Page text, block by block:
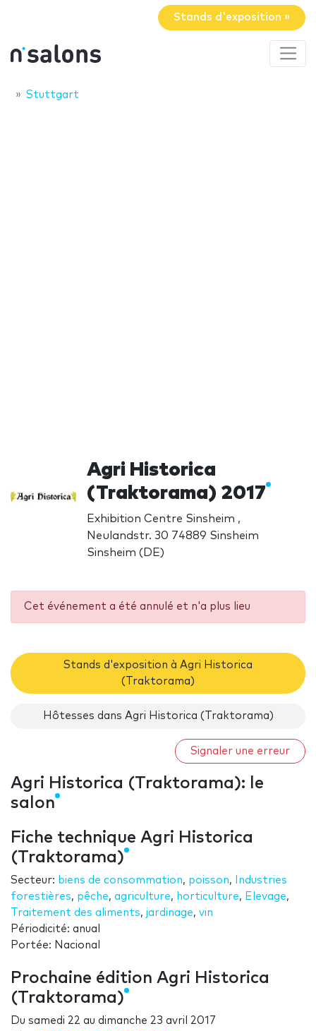
Stands d'exposition »
Stuttgart
Agri Historica
(Traktorama) 2017
Exhibition Centre Sinsheim ,
Neulandstr. 30 74889 Sinsheim
Sinsheim (DE)
Cet événement a été annulé et n'a plus lieu
Stands d'exposition à Agri Historica
(Traktorama)
Hôtesses dans Agri Historica (Traktorama)
Signaler une erreur
Agri Historica (Traktorama): le
salon
Fiche technique Agri Historica
(Traktorama)
Secteur: biens de consommation, poisson,
Industries
forestières, pêche, agriculture, horticulture, Elevage,
Traitement des aliments, jardinage, vin
Périodicité: anual
Portée: Nacional
Prochaine édition Agri Historica
(Traktorama)
Du samedi 22 au dimanche 23 avril 2017